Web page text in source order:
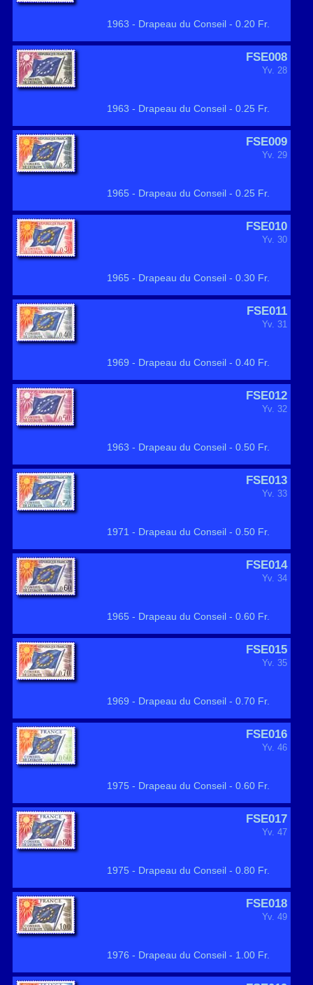
1963 - Drapeau du Conseil - 0.20 Fr.
FSE008
Yv. 28
1963 - Drapeau du Conseil - 0.25 Fr.
FSE009
Yv. 29
1965 - Drapeau du Conseil - 0.25 Fr.
FSE010
Yv. 30
1965 - Drapeau du Conseil - 0.30 Fr.
FSE011
Yv. 31
1969 - Drapeau du Conseil - 0.40 Fr.
FSE012
Yv. 32
1963 - Drapeau du Conseil - 0.50 Fr.
FSE013
Yv. 33
1971 - Drapeau du Conseil - 0.50 Fr.
FSE014
Yv. 34
1965 - Drapeau du Conseil - 0.60 Fr.
FSE015
Yv. 35
1969 - Drapeau du Conseil - 0.70 Fr.
FSE016
Yv. 46
1975 - Drapeau du Conseil - 0.60 Fr.
FSE017
Yv. 47
1975 - Drapeau du Conseil - 0.80 Fr.
FSE018
Yv. 49
1976 - Drapeau du Conseil - 1.00 Fr.